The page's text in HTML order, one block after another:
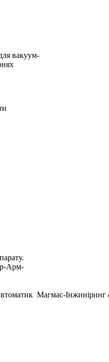
вакуум-
Арм-
Магмас-Інжиніринг